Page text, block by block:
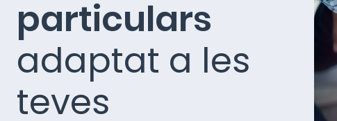
particulars
adaptat a les
teves